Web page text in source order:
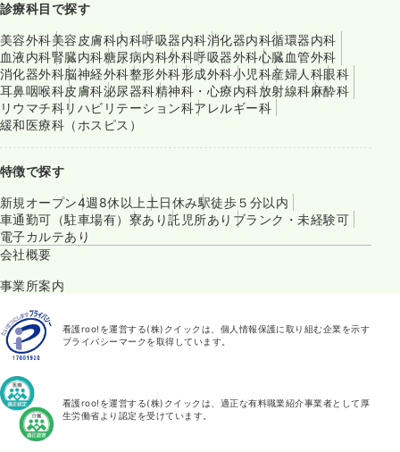
診療科目で探す
美容外科美容皮膚科内科呼吸器内科消化器内科循環器内科
血液内科腎臓内科糖尿病内科外科呼吸器外科心臓血管外科
消化器外科脳神経外科整形外科形成外科小児科産婦人科眼科
耳鼻咽喉科皮膚科泌尿器科精神科・心療内科放射線科麻酔科
リウマチ科リハビリテーション科アレルギー科
緩和医療科（ホスピス）
特徴で探す
新規オープン4週8休以上 土日休み駅徒歩５分以内
車通勤可（駐車場有） 寮あり託児所あり ブランク・未経験可
電子カルテあり
会社概要
事業所案内
看護roo!を運営する(株)クイックは、個人情報保護に取り組む企業を示す
プライバシーマークを取得しています。
看護roo!を運営する(株)クイックは、適正な有料職業紹介事業者として厚
生労働省より認定を受けています。